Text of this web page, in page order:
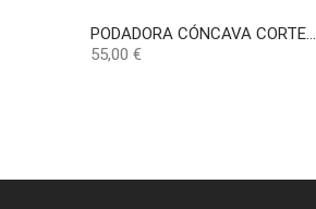
PODADORA CÓNCAVA CORTE...
Precio
55,00 €